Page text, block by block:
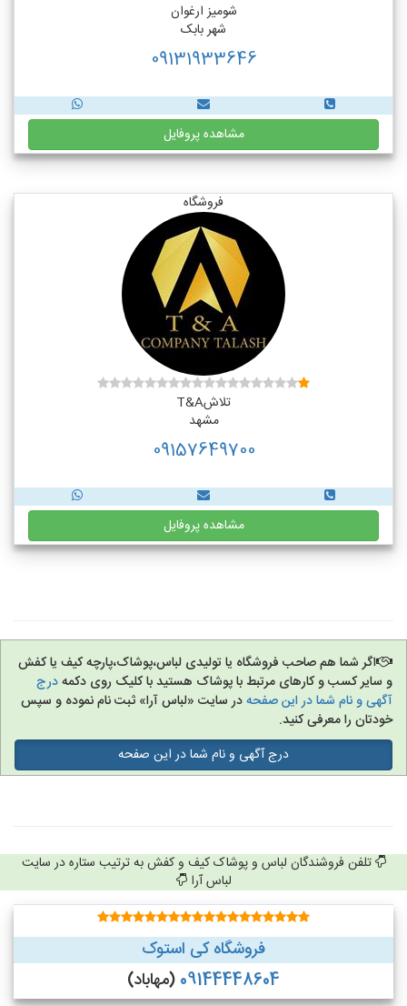
شومیز ارغوان
شهر بابک
09131933646
مشاهده پروفایل
فروشگاه
تلاشT&A
مشهد
09157649700
مشاهده پروفایل
اگر شما هم صاحب فروشگاه یا تولیدی لباس،پوشاک،پارچه کیف یا کفش
و سایر کسب و کارهای مرتبط با پوشاک هستید با کلیک روی دکمهدرج
آگهی و نام شما در این صفحهدر سایت «لباس آرا» ثبت نام نموده و سپس
خودتان را معرفی کنید.
درج آگهی و نام شما در این صفحه
تلفن فروشندگان لباس و پوشاک کیف و کفش به ترتیب ستاره در سایت
لباس آرا
فروشگاه کی استوک
09144448604 (مهاباد)